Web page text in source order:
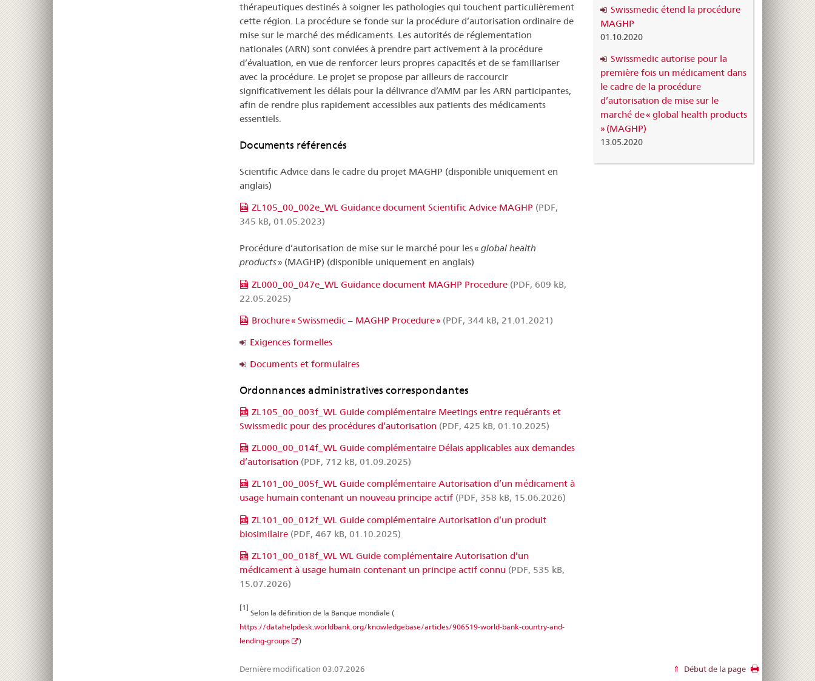
thérapeutiques destinés à soigner les pathologies qui touchent particulièrement
cette région. La procédure se fonde sur la procédure d’autorisation ordinaire de
mise sur le marché des médicaments. Les autorités de réglementation
nationales (ARN) sont conviées à prendre part activement à la procédure
d’évaluation, en vue de renforcer leurs propres capacités et de se familiariser
avec la procédure. Le projet se propose par ailleurs de raccourcir
significativement les délais pour la délivrance d’AMM par les ARN participantes,
afin de rendre plus rapidement accessibles aux patients des médicaments
essentiels.
Documents référencés
Scientific Advice dans le cadre du projet MAGHP (disponible uniquement en
anglais)
ZL105_00_002e_WL Guidance document Scientific Advice MAGHP (PDF,
345 kB, 01.05.2023)
Procédure d’autorisation de mise sur le marché pour les « global health
products» (MAGHP) (disponible uniquement en anglais)
ZL000_00_047e_WL Guidance document MAGHP Procedure(PDF, 609 kB,
22.05.2025)
Brochure « Swissmedic – MAGHP Procedure » (PDF, 344 kB, 21.01.2021)
Exigences formelles
Documents et formulaires
Ordonnances administratives correspondantes
ZL105_00_003f_WL Guide complémentaire Meetings entre requérants et
Swissmedic pour des procédures d’autorisation (PDF, 425 kB, 01.10.2025)
ZL000_00_014f_WL Guide complémentaire Délais applicables aux demandes
d’autorisation (PDF, 712 kB, 01.09.2025)
ZL101_00_005f_WL Guide complémentaire Autorisation d’un médicament à
usage humain contenant un nouveau principe actif(PDF, 358 kB, 15.06.2026)
ZL101_00_012f_WL Guide complémentaire Autorisation d’un produit
biosimilaire(PDF, 467 kB, 01.10.2025)
ZL101_00_018f_WL WL Guide complémentaire Autorisation d’un
médicament à usage humain contenant un principe actif connu (PDF, 535 kB,
15.07.2026)
[1]
Selon la définition de la Banque mondiale (
https://datahelpdesk.worldbank.org/knowledgebase/articles/906519-world-bank-country-and-
lending-groups
)
Swissmedic étend la procédure
MAGHP
01.10.2020
Swissmedic autorise pour la
première fois un médicament dans
le cadre de la procédure
d’autorisation de mise sur le
marché de « global health products
» (MAGHP)
13.05.2020
Dernière modification 03.07.2026 Début de la page